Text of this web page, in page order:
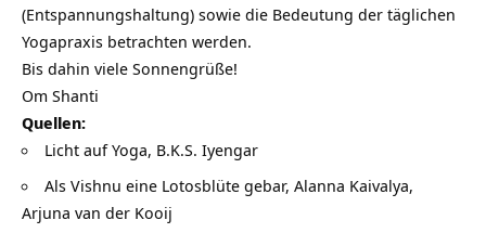
(Entspannungshaltung) sowie die Bedeutung der täglichen
Yogapraxis betrachten werden.
Bis dahin viele Sonnengrüße!
Om Shanti
Quellen:
Licht auf Yoga, B.K.S. Iyengar
Als Vishnu eine Lotosblüte gebar, Alanna Kaivalya,
Arjuna van der Kooij